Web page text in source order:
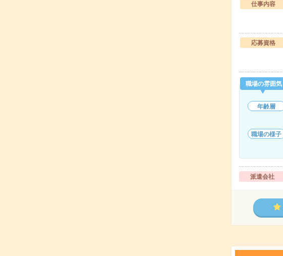
仕事内容
応募資格
職場の雰囲気
年齢層
職場の様子
派遣会社